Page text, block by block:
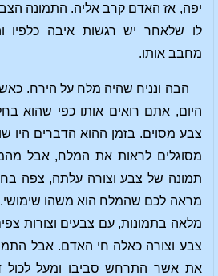
יפה, אז האדם קרב אליה. התמונה
לו שלאחר יש רגשות איבה כלפיו
מחבב אותו.
הבה ונניח שהיה מלח על הירח.
היום, אתם רואים אותו כפי שהוא
צבע מסוים. בזמן ההוא הדברים היו
מסוגלים לראות את המלח, אבל
תמונה של צבע וצורה עלתה, צפה
מראה לכם שהמלח הוא משהו שימושי.
מלאה בתמונות, עם צבעים וצורות
צבע וצורה כאלה חי האדם. אבל
את אשר התרחש סביבו ומעל לכול